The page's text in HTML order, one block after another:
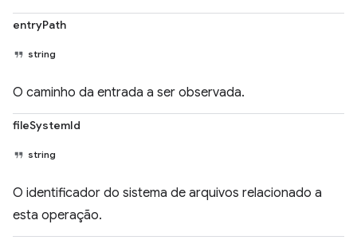
entryPath
string
O caminho da entrada a ser observada.
fileSystemId
string
O identificador do sistema de arquivos relacionado a
esta operação.